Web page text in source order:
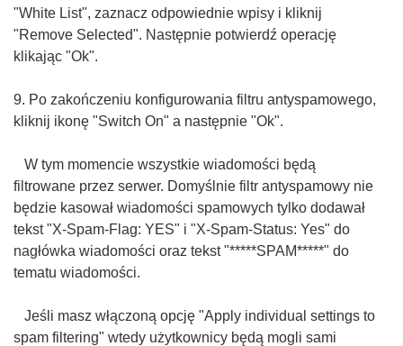
"White List", zaznacz odpowiednie wpisy i kliknij
"Remove Selected". Następnie potwierdź operację
klikając "Ok".
9. Po zakończeniu konfigurowania filtru antyspamowego,
kliknij ikonę "Switch On" a następnie "Ok".
W tym momencie wszystkie wiadomości będą
filtrowane przez serwer. Domyślnie filtr antyspamowy nie
będzie kasował wiadomości spamowych tylko dodawał
tekst "X-Spam-Flag: YES" i "X-Spam-Status: Yes" do
nagłówka wiadomości oraz tekst "*****SPAM*****" do
tematu wiadomości.
Jeśli masz włączoną opcję "Apply individual settings to
spam filtering" wtedy użytkownicy będą mogli sami